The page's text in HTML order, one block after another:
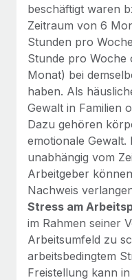
beschäftigt waren
Zeitraum von 6
Stunden pro
Stunde pro
Monat) bei
haben. Als
Gewalt in Familien
Dazu gehören
emotionale Gewalt.
unabhängig vom
Arbeitgeber
Nachweis
Stress am
im Rahmen seiner
Arbeitsumfeld zu
arbeitsbedingtem
Freistellung kann